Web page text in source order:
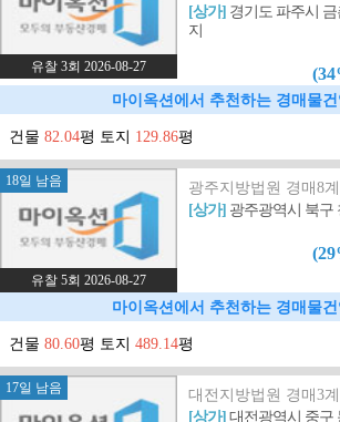
유찰 3회 2026-08-27
[상가] 경기도 파주시 금
지
마이옥션에서 추천하는 경매물
건물 82.04평 토지 129.86평
18일 남음
유찰 5회 2026-08-27
광주지방법원 경매8
[상가] 광주광역시 북구
마이옥션에서 추천하는 경매물
건물 80.60평 토지 489.14평
17일 남음
대전지방법원 경매3
[상가]대전광역시 중구